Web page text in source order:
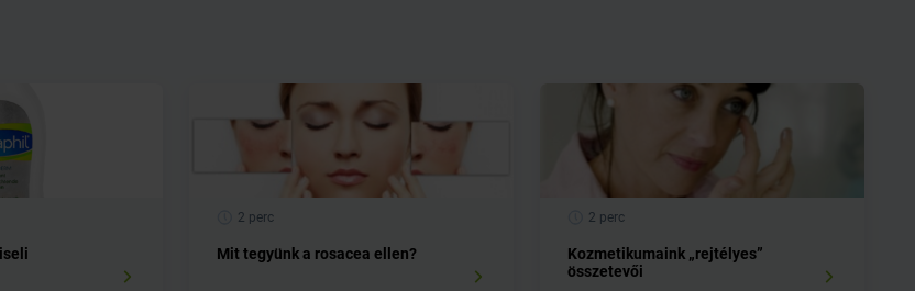
2 perc
Mit tegyünk a rosacea ellen?
2 perc
Kozmetikumaink „rejtélyes”
összetevői